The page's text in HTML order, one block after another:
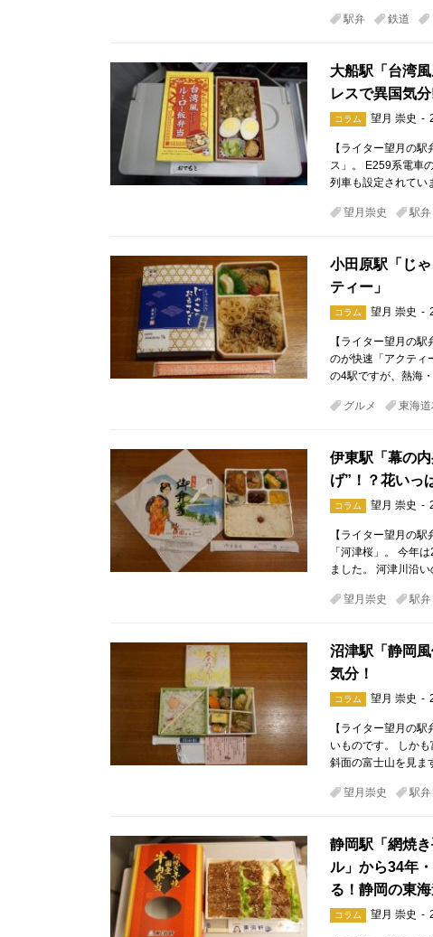
駅弁 鉄道
大船駅「台湾
レスで異国気
コラム 望月 崇史
【ライター望月の
ス」。 E259系電車
列車も設定されてい
望月崇史 駅弁
小田原駅「じ
ティー」
コラム 望月 崇史
【ライター望月の
のが快速「アクティ
の4駅ですが、熱海
グルメ 東海道
伊東駅「幕の
げ”！？花いっ
コラム 望月 崇史
【ライター望月の
「河津桜」。 今年
ました。 河津川沿
望月崇史 駅弁
沼津駅「静岡
気分！
コラム 望月 崇史
【ライター望月の
いものです。 しか
斜面の富士山を見ま
望月崇史 駅弁
静岡駅「網焼
ル」から34年
る！静岡の東
コラム 望月 崇史